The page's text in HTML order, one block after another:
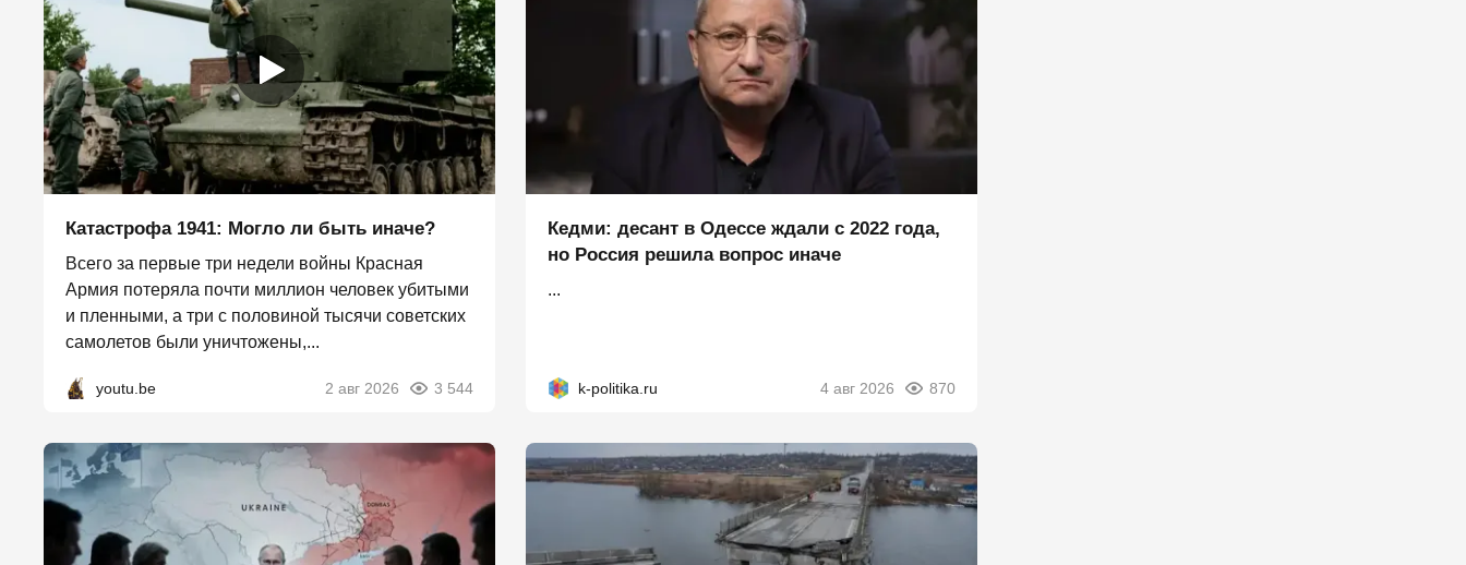
Катастрофа 1941: Могло ли быть иначе?
Всего за первые три недели войны Красная
Армия потеряла почти миллион человек убитыми
и пленными, а три с половиной тысячи советских
самолетов были уничтожены,...
youtu.be 2 авг 2026 3 544
Кедми: десант в Одессе ждали с 2022 года,
но Россия решила вопрос иначе
...
k-politika.ru 4 авг 2026 870